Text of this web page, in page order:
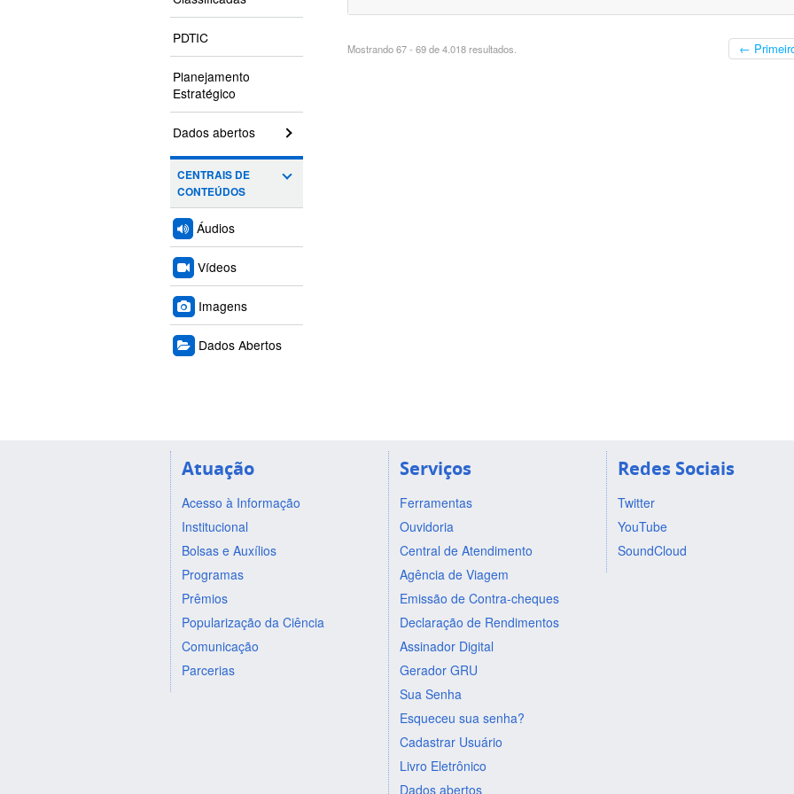
PDTIC
Planejamento
Estratégico
Dados abertos
CENTRAIS DE
CONTEÚDOS
Áudios
Vídeos
Imagens
Dados Abertos
Mostrando 67 - 69 de 4.018 resultados. ←
Atuação
Acesso à Informação
Institucional
Bolsas e Auxílios
Programas
Prêmios
Popularização da Ciência
Comunicação
Parcerias
Serviços
Ferramentas
Ouvidoria
Central de Atendimento
Agência de Viagem
Emissão de Contra-cheques
Declaração de Rendimentos
Assinador Digital
Gerador GRU
Sua Senha
Esqueceu sua senha?
Cadastrar Usuário
Livro Eletrônico
Dados abertos
Redes Sociais
Twitter
YouTube
SoundCloud